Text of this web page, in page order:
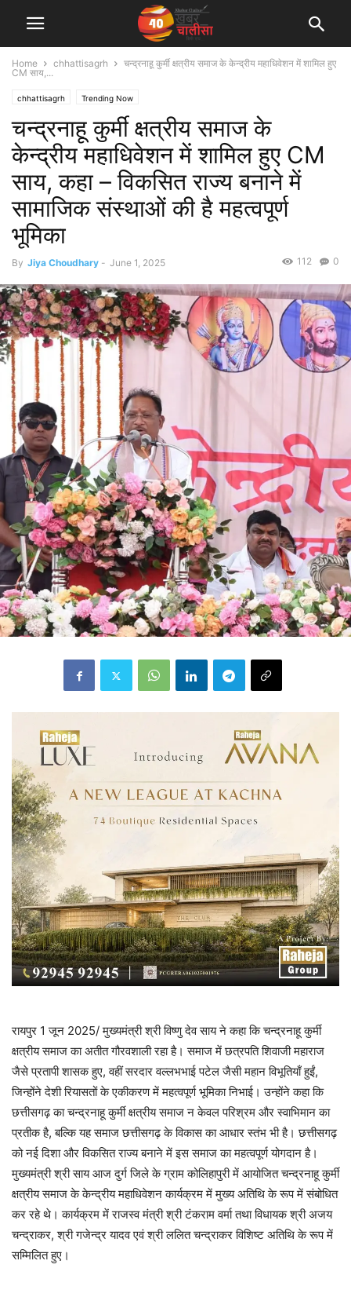
Home chhattisagrh
चन्द्रनाहू कुर्मी क्षत्रीय समाज के केन्द्रीय महाधिवेशन में शामिल हुए
CM साय,...
chhattisagrh Trending Now
चन्द्रनाहू कुर्मी क्षत्रीय समाज के
केन्द्रीय महाधिवेशन में शामिल हुए CM
साय, कहा – विकसित राज्य बनाने में
सामाजिक संस्थाओं की है महत्वपूर्ण
भूमिका
By Jiya Choudhary - June 1, 2025 0
112
रायपुर 1 जून 2025/ मुख्यमंत्री श्री विष्णु देव साय ने कहा कि चन्द्रनाहू कुर्मी
क्षत्रीय समाज का अतीत गौरवशाली रहा है। समाज में छत्रपति शिवाजी महाराज
जैसे प्रतापी शासक हुए, वहीं सरदार वल्लभभाई पटेल जैसी महान विभूतियाँ हुईं,
जिन्होंने देशी रियासतों के एकीकरण में महत्वपूर्ण भूमिका निभाई। उन्होंने कहा कि
छत्तीसगढ़ का चन्द्रनाहू कुर्मी क्षत्रीय समाज न केवल परिश्रम और स्वाभिमान का
प्रतीक है, बल्कि यह समाज छत्तीसगढ़ के विकास का आधार स्तंभ भी है। छत्तीसगढ़
को नई दिशा और विकसित राज्य बनाने में इस समाज का महत्वपूर्ण योगदान है।
मुख्यमंत्री श्री साय आज दुर्ग जिले के ग्राम कोलिहापुरी में आयोजित चन्द्रनाहू कुर्मी
क्षत्रीय समाज के केन्द्रीय महाधिवेशन कार्यक्रम में मुख्य अतिथि के रूप में संबोधित
कर रहे थे। कार्यक्रम में राजस्व मंत्री श्री टंकराम वर्मा तथा विधायक श्री अजय
चन्द्राकर, श्री गजेन्द्र यादव एवं श्री ललित चन्द्राकर विशिष्ट अतिथि के रूप में
सम्मिलित हुए।